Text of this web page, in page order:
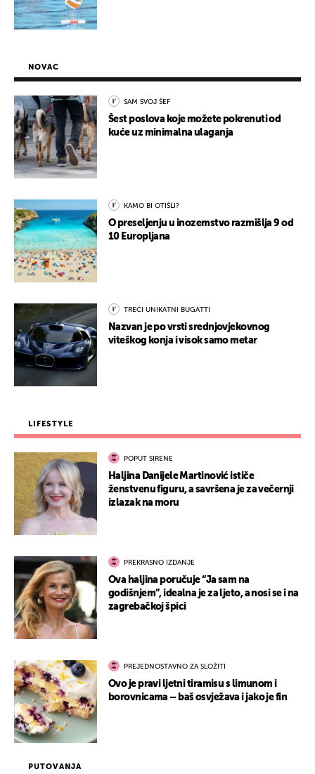
PUTOVANJA
NOVAC
SAM SVOJ ŠEF
Šest poslova koje možete pokrenuti od
kuće uz minimalna ulaganja
KAMO BI OTIŠLI?
O preseljenju u inozemstvo razmišlja 9 od
10 Europljana
TREĆI UNIKATNI BUGATTI
Nazvan je po vrsti srednjovjekovnog
viteškog konja i visok samo metar
LIFESTYLE
POPUT SIRENE
Haljina Danijele Martinović ističe
ženstvenu figuru, a savršena je za večernji
izlazak na moru
PREKRASNO IZDANJE
Ova haljina poručuje “Ja sam na
godišnjem”, idealna je za ljeto, a nosi se i na
zagrebačkoj špici
PREJEDNOSTAVNO ZA SLOŽITI
Ovo je pravi ljetni tiramisu s limunom i
borovnicama – baš osvježava i jako je fin